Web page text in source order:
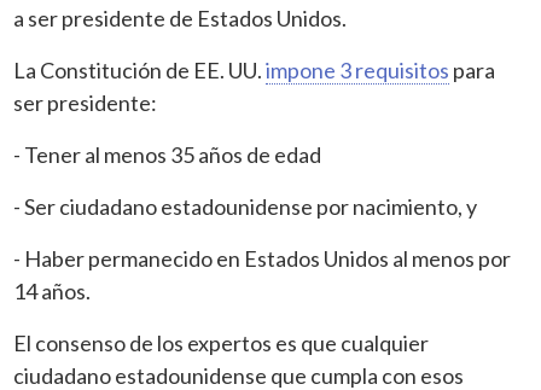
a ser presidente de Estados Unidos.
La Constitución de EE. UU.impone 3 requisitos para
ser presidente:
- Tener al menos 35 años de edad
- Ser ciudadano estadounidense por nacimiento, y
- Haber permanecido en Estados Unidos al menos por
14 años.
El consenso de los expertos es que cualquier
ciudadano estadounidense que cumpla con esos